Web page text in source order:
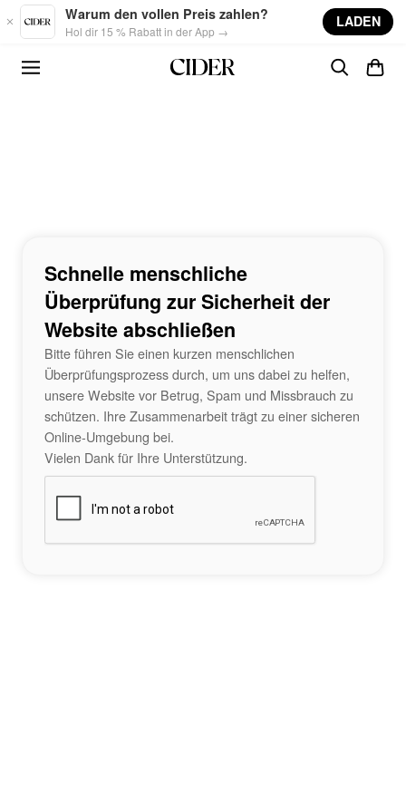
Skip to main content
Warum den vollen Preis zahlen?
Hol dir 15 % Rabatt in der App →
LADEN
Schnelle menschliche
Überprüfung zur Sicherheit der
Website abschließen
Bitte führen Sie einen kurzen menschlichen
Überprüfungsprozess durch, um uns dabei zu helfen,
unsere Website vor Betrug, Spam und Missbrauch zu
schützen. Ihre Zusammenarbeit trägt zu einer sicheren
Online-Umgebung bei.
Vielen Dank für Ihre Unterstützung.